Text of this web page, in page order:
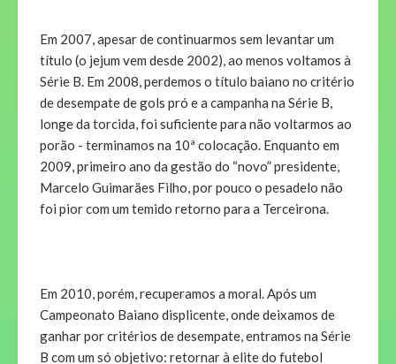
Em 2007, apesar de continuarmos sem levantar um
título (o jejum vem desde 2002), ao menos voltamos à
Série B. Em 2008, perdemos o título baiano no critério
de desempate de gols pró e a campanha na Série B,
longe da torcida, foi suficiente para não voltarmos ao
porão - terminamos na 10ª colocação. Enquanto em
2009, primeiro ano da gestão do “novo” presidente,
Marcelo Guimarães Filho, por pouco o pesadelo não
foi pior com um temido retorno para a Terceirona.
Em 2010, porém, recuperamos a moral. Após um
Campeonato Baiano displicente, onde deixamos de
ganhar por critérios de desempate, entramos na Série
B com um só objetivo: retornar à elite do futebol